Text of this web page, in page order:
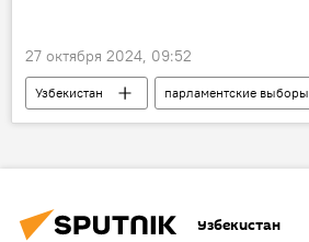
27 октября 2024, 09:52
Узбекистан
парламентские выборы
ЦИК Узбекистана
Узбекистан